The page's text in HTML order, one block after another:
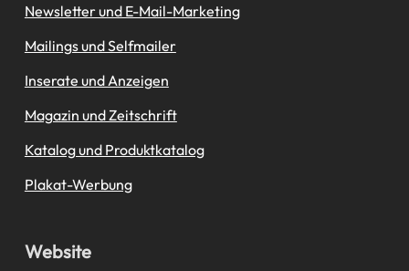
Newsletter und E-Mail-Marketing
Mailings und Selfmailer
Inserate und Anzeigen
Magazin und Zeitschrift
Katalog und Produktkatalog
Plakat-Werbung
Website